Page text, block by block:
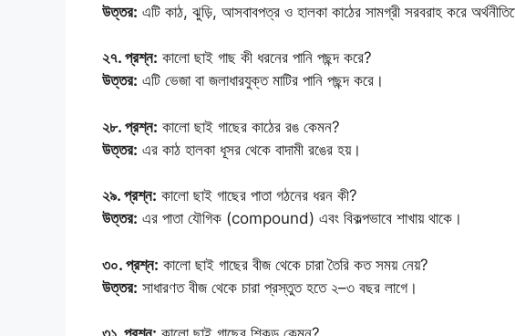
উত্তর: এটি কাঠ, ঝুড়ি, আসবাবপত্র ও হালকা কাঠের সামগ্রী সরবরাহ করে
২৭. প্রশ্ন: কালো ছাই গাছ কী ধরনের পানি পছন্দ করে?
উত্তর: এটি ভেজা বা জলাধারযুক্ত মাটির পানি পছন্দ করে।
২৮. প্রশ্ন: কালো ছাই গাছের কাঠের রঙ কেমন?
উত্তর: এর কাঠ হালকা ধূসর থেকে বাদামী রঙের হয়।
২৯. প্রশ্ন: কালো ছাই গাছের পাতা গঠনের ধরন কী?
উত্তর: এর পাতা যৌগিক (compound) এবং বিকল্পভাবে শাখায় থাকে।
৩০. প্রশ্ন: কালো ছাই গাছের বীজ থেকে চারা তৈরি কত সময় নেয়?
উত্তর: সাধারণত বীজ থেকে চারা প্রস্তুত হতে ২–৩ বছর লাগে।